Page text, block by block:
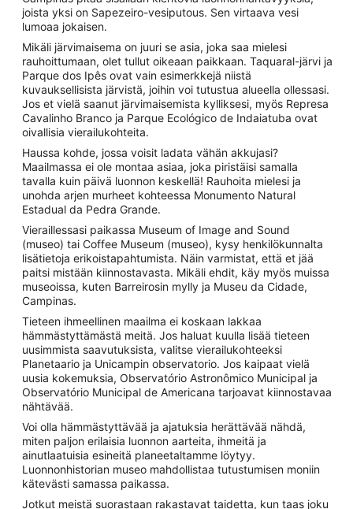
joista yksi on Sapezeiro-vesiputous. Sen virtaava vesi
lumoaa jokaisen.
Mikäli järvimaisema on juuri se asia, joka saa mielesi
rauhoittumaan, olet tullut oikeaan paikkaan. Taquaral-järvi ja
Parque dos Ipês ovat vain esimerkkejä niistä
kuvauksellisista järvistä, joihin voi tutustua alueella ollessasi.
Jos et vielä saanut järvimaisemista kylliksesi, myös Represa
Cavalinho Branco ja Parque Ecológico de Indaiatuba ovat
oivallisia vierailukohteita.
Haussa kohde, jossa voisit ladata vähän akkujasi?
Maailmassa ei ole montaa asiaa, joka piristäisi samalla
tavalla kuin päivä luonnon keskellä! Rauhoita mielesi ja
unohda arjen murheet kohteessa Monumento Natural
Estadual da Pedra Grande.
Vieraillessasi paikassa Museum of Image and Sound
(museo) tai Coffee Museum (museo), kysy henkilökunnalta
lisätietoja erikoistapahtumista. Näin varmistat, että et jää
paitsi mistään kiinnostavasta. Mikäli ehdit, käy myös muissa
museoissa, kuten Barreirosin mylly ja Museu da Cidade,
Campinas.
Tieteen ihmeellinen maailma ei koskaan lakkaa
hämmästyttämästä meitä. Jos haluat kuulla lisää tieteen
uusimmista saavutuksista, valitse vierailukohteeksi
Planetaario ja Unicampin observatorio. Jos kaipaat vielä
uusia kokemuksia, Observatório Astronômico Municipal ja
Observatório Municipal de Americana tarjoavat kiinnostavaa
nähtävää.
Voi olla hämmästyttävää ja ajatuksia herättävää nähdä,
miten paljon erilaisia luonnon aarteita, ihmeitä ja
ainutlaatuisia esineitä planeetaltamme löytyy.
Luonnonhistorian museo mahdollistaa tutustumisen moniin
kätevästi samassa paikassa.
Jotkut meistä suorastaan rakastavat taidetta, kun taas joku